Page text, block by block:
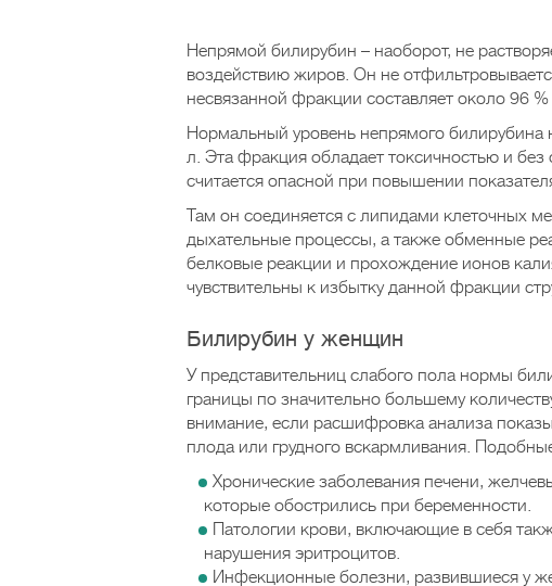
Непрямой билирубин – наоборот, не
воздействию жиров. Он не
несвязанной фракции составляет около 96
Нормальный уровень непрямого
л. Эта фракция обладает токсичностью и
считается опасной при повышении
Там он соединяется с липидами клеточных
дыхательные процессы, а также обменные
белковые реакции и прохождение ионов
чувствительны к избытку данной фракции
Билирубин у женщин
У представительниц слабого пола нормы
границы по значительно большему
внимание, если расшифровка анализа
плода или грудного вскармливания.
Хронические заболевания печени,
которые обострились при беременности.
Патологии крови, включающие в себя
нарушения эритроцитов.
Инфекционные болезни, развившиеся у